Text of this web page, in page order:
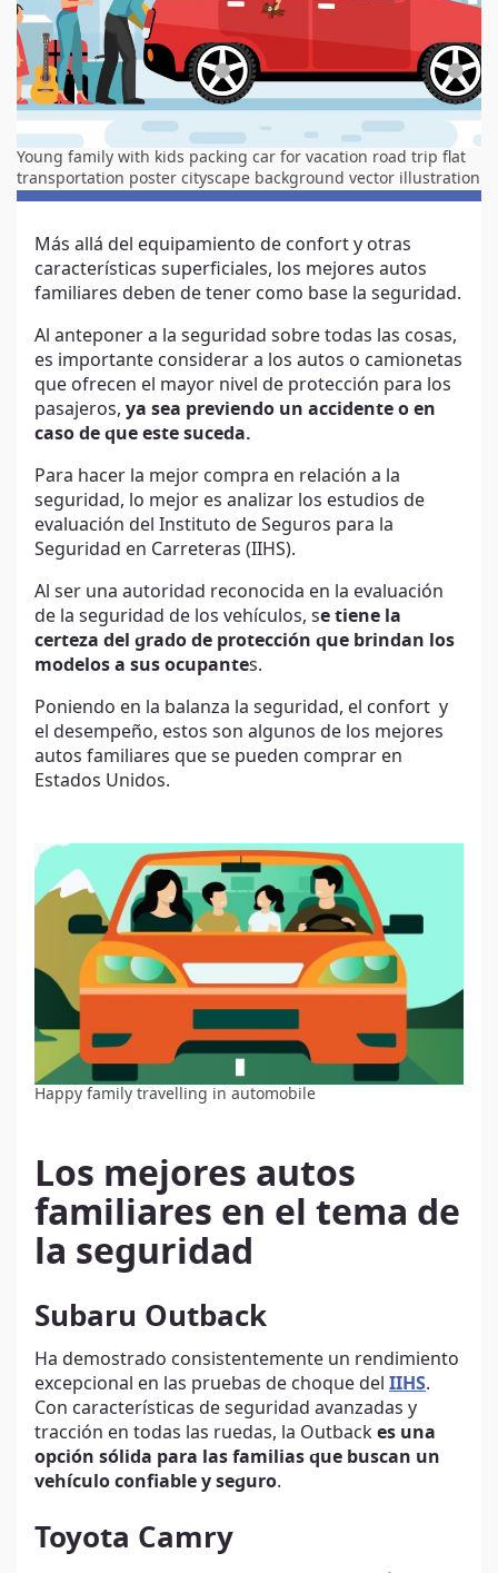
Young family with kids packing car for vacation road trip flat
transportation poster cityscape background vector illustration
Más allá del equipamiento de confort y otras
características superficiales, los mejores autos
familiares deben de tener como base la seguridad.
Al anteponer a la seguridad sobre todas las cosas,
es importante considerar a los autos o camionetas
que ofrecen el mayor nivel de protección para los
pasajeros, ya sea previendo un accidente o en
caso de que este suceda.
Para hacer la mejor compra en relación a la
seguridad, lo mejor es analizar los estudios de
evaluación del Instituto de Seguros para la
Seguridad en Carreteras (IIHS).
Al ser una autoridad reconocida en la evaluación
de la seguridad de los vehículos, se tiene la
certeza del grado de protección que brindan los
modelos a sus ocupantes.
Poniendo en la balanza la seguridad, el confort y
el desempeño, estos son algunos de los mejores
autos familiares que se pueden comprar en
Estados Unidos.
Happy family travelling in automobile
Los mejores autos
familiares en el tema de
la seguridad
Subaru Outback
Ha demostrado consistentemente un rendimiento
excepcional en las pruebas de choque del IIHS.
Con características de seguridad avanzadas y
tracción en todas las ruedas, la Outback es una
opción sólida para las familias que buscan un
vehículo confiable y seguro.
Toyota Camry